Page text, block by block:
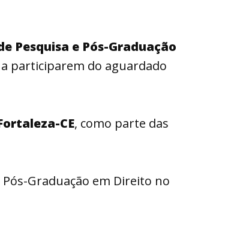
Pesquisa e Pós-Graduação
participarem do aguardado
CE, como parte das
Graduação em Direito no